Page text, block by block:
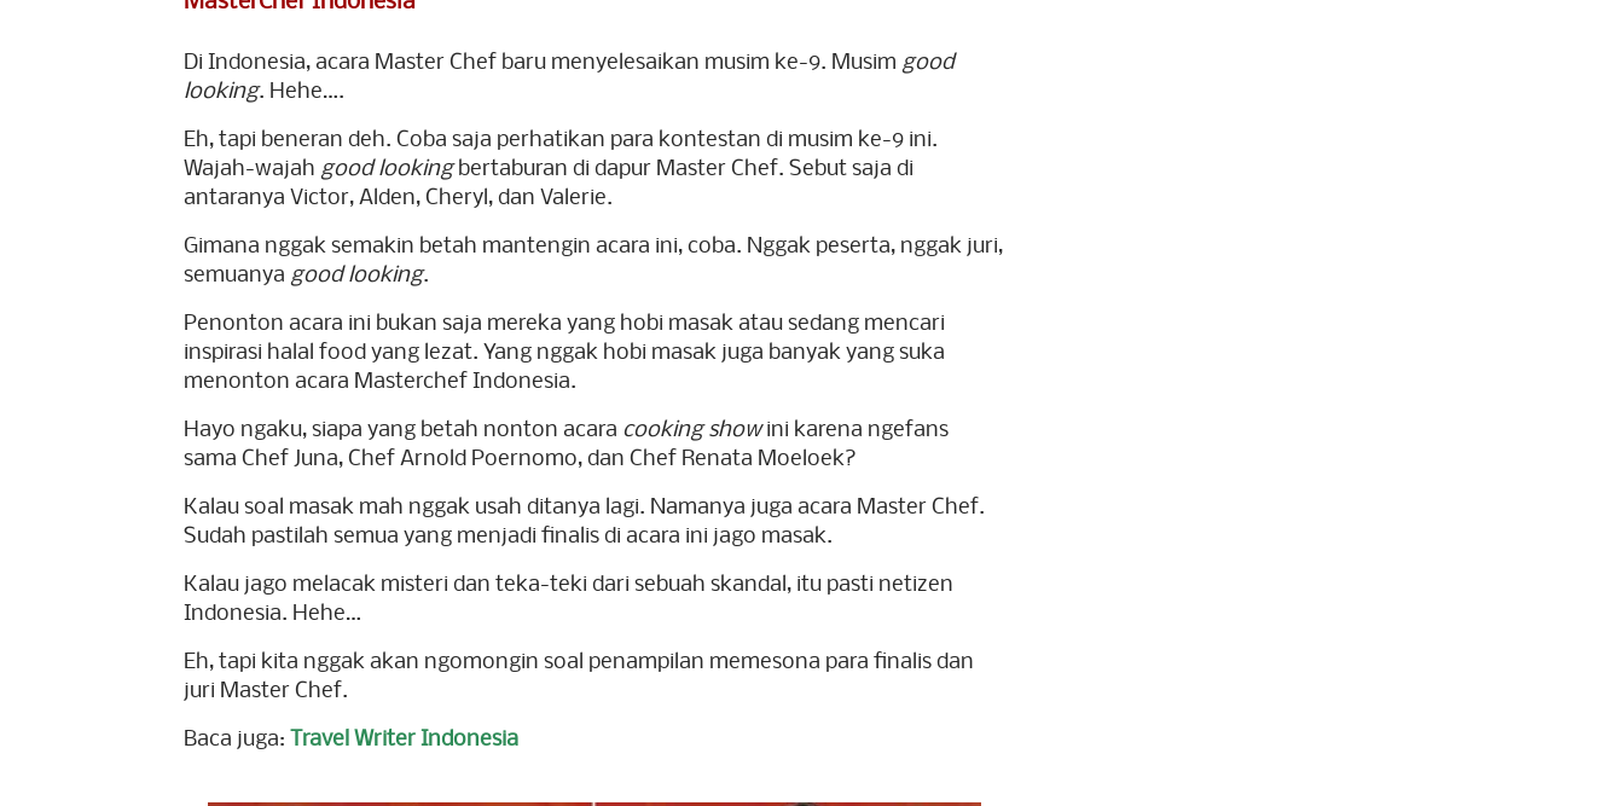
Di Indonesia, acara Master Chef baru menyelesaikan musim ke-9. Musim good
looking. Hehe….
Eh, tapi beneran deh. Coba saja perhatikan para kontestan di musim ke-9 ini.
Wajah-wajah good lookingbertaburan di dapur Master Chef. Sebut saja di
antaranya Victor, Alden, Cheryl, dan Valerie.
Gimana nggak semakin betah mantengin acara ini, coba. Nggak peserta, nggak juri,
semuanya good looking.
Penonton acara ini bukan saja mereka yang hobi masak atau sedang mencari
inspirasi halal food yang lezat. Yang nggak hobi masak juga banyak yang suka
menonton acara Masterchef Indonesia.
Hayo ngaku, siapa yang betah nonton acara cooking showini karena ngefans
sama Chef Juna, Chef Arnold Poernomo, dan Chef Renata Moeloek?
Kalau soal masak mah nggak usah ditanya lagi. Namanya juga acara Master Chef.
Sudah pastilah semua yang menjadi finalis di acara ini jago masak.
Kalau jago melacak misteri dan teka-teki dari sebuah skandal, itu pasti netizen
Indonesia. Hehe…
Eh, tapi kita nggak akan ngomongin soal penampilan memesona para finalis dan
juri Master Chef.
Baca juga: Travel Writer Indonesia